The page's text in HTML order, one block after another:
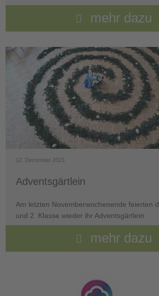
mehr dazu
12. Dezember 2023
Adventsgärtlein
Am letzten Novemberwochenende feierten
und 2. Klasse wieder ihr Adventsgärtlein.
mehr dazu